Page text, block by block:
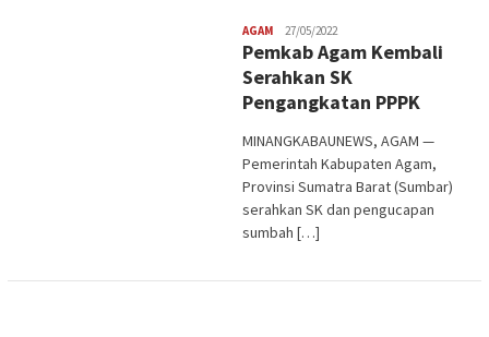
AGAM Redaksi
27/05/2022
Pemkab Agam Kembali
Serahkan SK
Pengangkatan PPPK
MINANGKABAUNEWS, AGAM —
Pemerintah Kabupaten Agam,
Provinsi Sumatra Barat (Sumbar)
serahkan SK dan pengucapan
sumbah […]